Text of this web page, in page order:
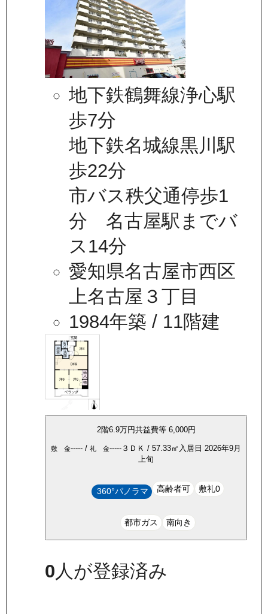
地下鉄鶴舞線浄心駅
歩7分
地下鉄名城線黒川駅
歩22分
市バス秩父通停歩1
分 名古屋駅までバ
ス14分
愛知県名古屋市西区
上名古屋３丁目
1984年築 / 11階建
2階6.9万円共益費等 6,000円
敷 金----- / 礼 金----- ３ＤＫ / 57.33㎡ 入居日 2026年9月
上旬
360°パノラマ 高齢者可 敷礼0
都市ガス 南向き
0人が登録済み